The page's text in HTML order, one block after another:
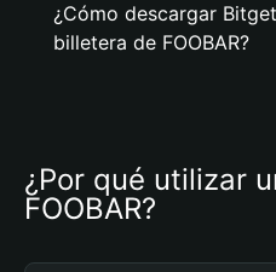
¿Cómo descargar
billetera de FOOBAR?
¿Por qué utilizar
FOOBAR?